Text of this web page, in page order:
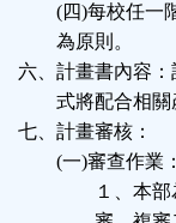
(四)每校任一階
為原則。
六、計畫書內容
式將配合相關
七、計畫審核：
(一)審查作業：
１、本部為辦